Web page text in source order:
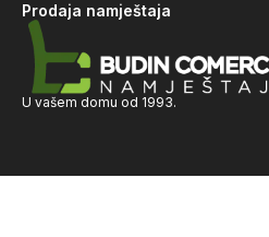
Prodaja namještaja
U vašem domu od 1993.